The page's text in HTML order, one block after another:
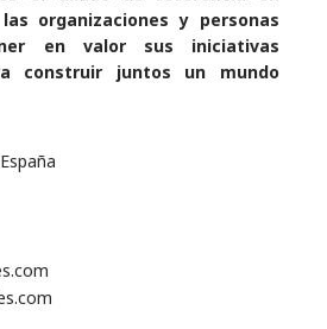
organizaciones y personas
en valor sus iniciativas
construir juntos un mundo